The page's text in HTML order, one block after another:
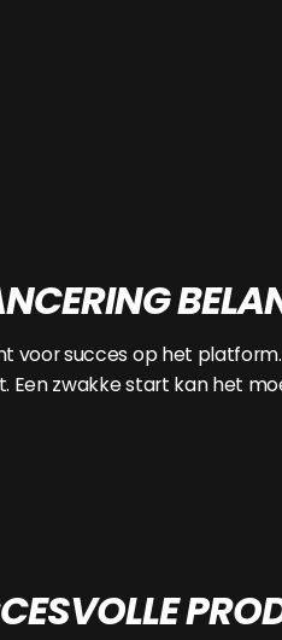
voor succes op het
Een zwakke start kan het